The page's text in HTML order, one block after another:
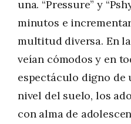
una. “Pressure” y
minutos e
multitud diversa. En
veían cómodos y en
espectáculo digno de
nivel del suelo, los
con alma de